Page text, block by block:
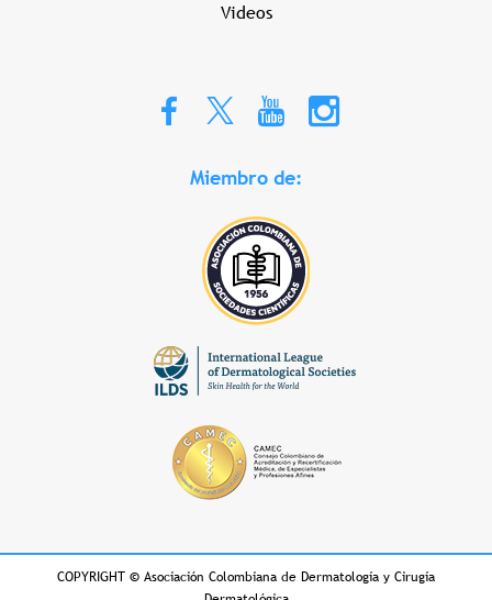
Videos
Miembro de:
COPYRIGHT © Asociación Colombiana de Dermatología y Cirugía